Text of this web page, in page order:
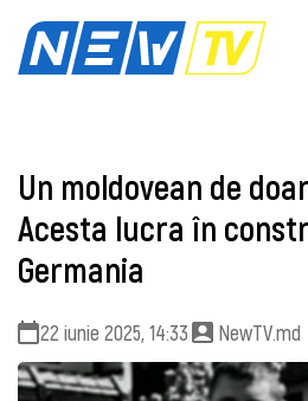
Un moldovean de
Acesta lucra în
Germania
22 iunie 2025, 14:33 NewTV.md